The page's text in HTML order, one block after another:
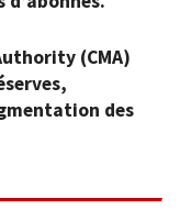
(CMA)
des